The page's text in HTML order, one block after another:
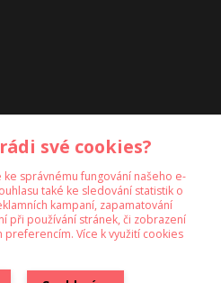
sběr cookies.
své cookies?
správnému fungování našeho e-
také ke sledování statistik o
kampaní, zapamatování
při používání stránek, či zobrazení
preferencím. Více k využití cookies